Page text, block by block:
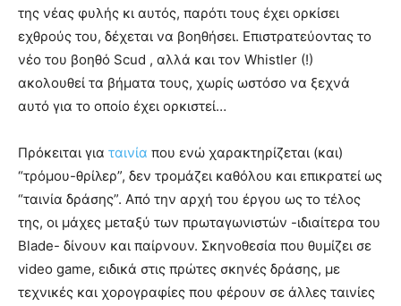
της νέας φυλής κι αυτός, παρότι τους έχει ορκίσει
εχθρούς του, δέχεται να βοηθήσει. Επιστρατεύοντας το
νέο του βοηθό Scud , αλλά και τον Whistler (!)
ακολουθεί τα βήματα τους, χωρίς ωστόσο να ξεχνά
αυτό για το οποίο έχει ορκιστεί…
Πρόκειται για ταινία που ενώ χαρακτηρίζεται (και)
“τρόμου-θρίλερ”, δεν τρομάζει καθόλου και επικρατεί ως
“ταινία δράσης”. Από την αρχή του έργου ως το τέλος
της, οι μάχες μεταξύ των πρωταγωνιστών -ιδιαίτερα του
Blade- δίνουν και παίρνουν. Σκηνοθεσία που θυμίζει σε
video game, ειδικά στις πρώτες σκηνές δράσης, με
τεχνικές και χορογραφίες που φέρουν σε άλλες ταινίες